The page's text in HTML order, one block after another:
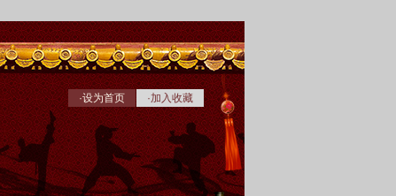
·加入收藏
·设为首页